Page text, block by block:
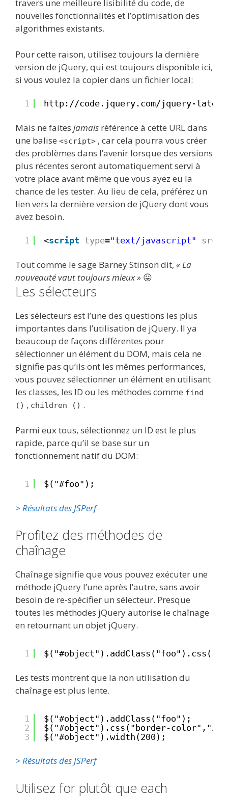
travers une meilleure lisibilité du code, de
nouvelles fonctionnalités et l’optimisation des
algorithmes existants.
Pour cette raison, utilisez toujours la dernière
version de jQuery, qui est toujours disponible ici,
si vous voulez la copier dans un fichier local:
1 http://code.jquery.com/jquery-
Mais ne faites jamais référence à cette URL dans
une balise <script> , car cela pourra vous créer
des problèmes dans l’avenir lorsque des versions
plus récentes seront automatiquement servi à
votre place avant même que vous ayez eu la
chance de les tester. Au lieu de cela, préférez un
lien vers la dernière version de jQuery dont vous
avez besoin.
1 <script type="text/javascript" src
Tout comme le sage Barney Stinson dit, « La
nouveauté vaut toujours mieux » 😛
Les sélecteurs
Les sélecteurs est l’une des questions les plus
importantes dans l’utilisation de jQuery. Il ya
beaucoup de façons différentes pour
sélectionner un élément du DOM, mais cela ne
signifie pas qu’ils ont les mêmes performances,
vous pouvez sélectionner un élément en utilisant
les classes, les ID ou les méthodes comme find
() , children () .
Parmi eux tous, sélectionnez un ID est le plus
rapide, parce qu’il se base sur un
fonctionnement natif du DOM:
1 $("#foo");
> Résultats des JSPerf
Profitez des méthodes de
chaînage
Chaînage signifie que vous pouvez exécuter une
méthode jQuery l’une après l’autre, sans avoir
besoin de re-spécifier un sélecteur. Presque
toutes les méthodes jQuery autorise le chaînage
en retournant un objet jQuery.
1
Les tests montrent que la non utilisation du
chaînage est plus lente.
1
2
3
$("#object").addClass("foo");
$("#object").css("border-
$("#object").width(200);
> Résultats des JSPerf
Utilisez for plutôt que each